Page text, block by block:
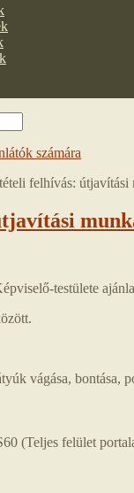
felhívás: útjavítási
testülete
vágása, bontása,
(Teljes felület